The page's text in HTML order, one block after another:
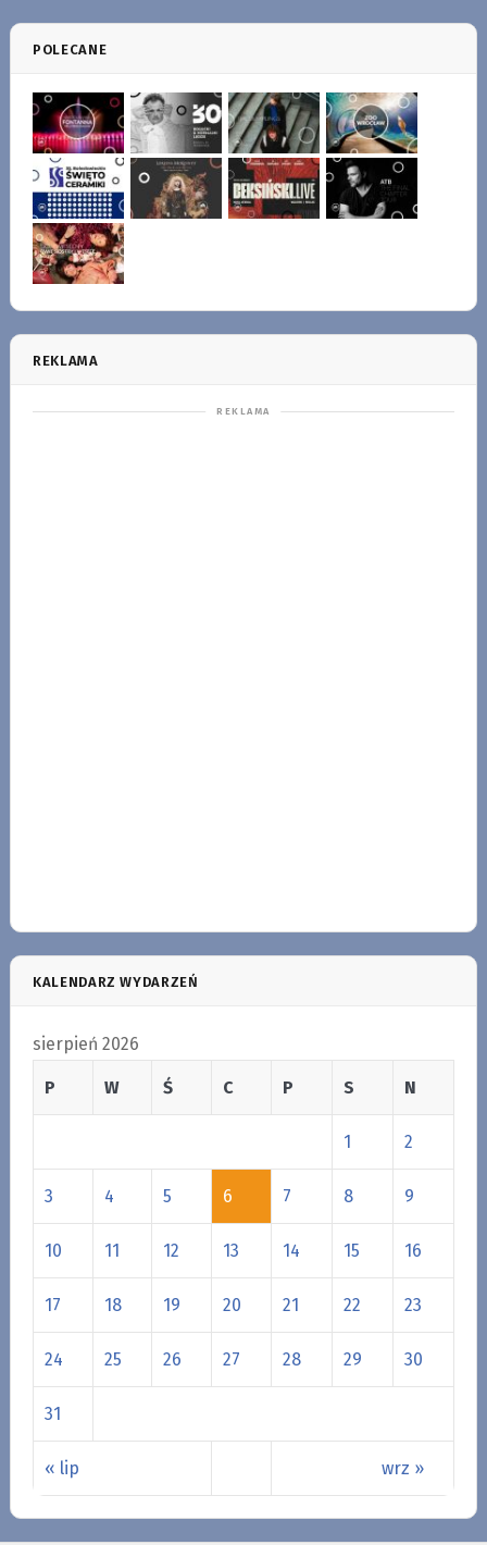
POLECANE
REKLAMA
KALENDARZ WYDARZEŃ
sierpień 2026
P W Ś C P S N
« lip wrz »
1 2
3 4 5 6 7 8 9
10 11 12 13 14 15 16
17 18 19 20 21 22 23
24 25 26 27 28 29 30
31